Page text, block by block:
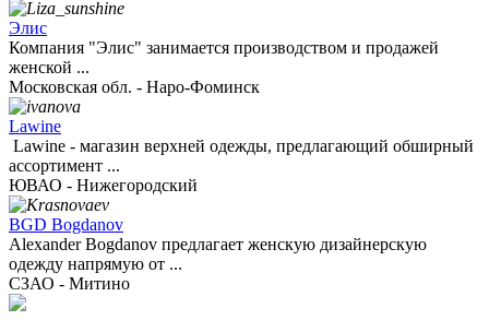
Элис
Компания "Элис" занимается производством и продажей
женской ...
Московская обл. - Наро-Фоминск
Lawine
Lawine - магазин верхней одежды, предлагающий обширный
ассортимент ...
ЮВАО - Нижегородский
BGD Bogdanov
Alexander Bogdanov предлагает женскую дизайнерскую
одежду напрямую от ...
СЗАО - Митино